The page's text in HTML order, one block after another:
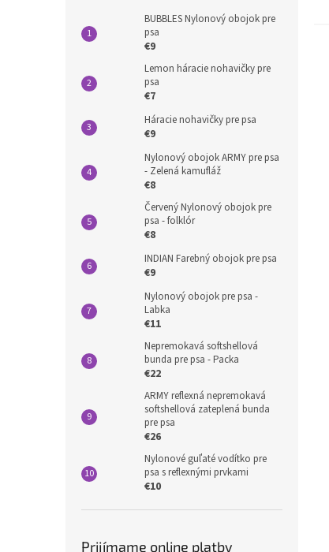
BUBBLES Nylonový obojok pre
psa
€9
Lemon háracie nohavičky pre
psa
€7
Háracie nohavičky pre psa
€9
Nylonový obojok ARMY pre psa
- Zelená kamufláž
€8
Červený Nylonový obojok pre
psa - folklór
€8
INDIAN Farebný obojok pre psa
€9
Nylonový obojok pre psa -
Labka
€11
Nepremokavá softshellová
bunda pre psa - Packa
€22
ARMY reflexná nepremokavá
softshellová zateplená bunda
pre psa
€26
Nylonové guľaté vodítko pre
psa s reflexnými prvkami
€10
Prijímame online platby